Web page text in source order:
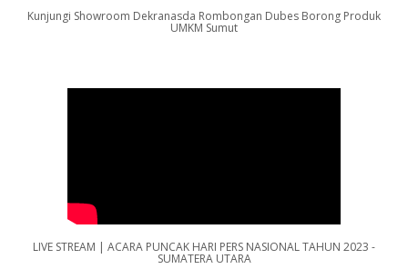
Kunjungi Showroom Dekranasda Rombongan Dubes Borong Produk
UMKM Sumut
LIVE STREAM | ACARA PUNCAK HARI PERS NASIONAL TAHUN 2023 -
SUMATERA UTARA